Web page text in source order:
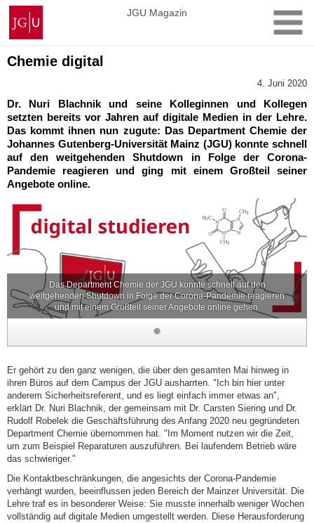
Zum
Inhalt
springen
Johannes
Gutenberg-
Universität
Mainz
JGU Magazin
Chemie digital
4. Juni 2020
Dr. Nuri Blachnik und seine Kolleginnen und Kollegen
setzten bereits vor Jahren auf digitale Medien in der Lehre.
Das kommt ihnen nun zugute: Das Department Chemie der
Johannes Gutenberg-Universität Mainz (JGU) konnte schnell
auf den weitgehenden Shutdown in Folge der Corona-
Pandemie reagieren und ging mit einem Großteil seiner
Angebote online.
Das Department Chemie der JGU konnte schnell auf den
weitgehenden Shutdown in Folge der Corona-Pandemie reagieren
und mit einem Großteil seiner Angebote online gehen.
Er gehört zu den ganz wenigen, die über den gesamten Mai hinweg in
ihren Büros auf dem Campus der JGU ausharrten. "Ich bin hier unter
anderem Sicherheitsreferent, und es liegt einfach immer etwas an",
erklärt Dr. Nuri Blachnik, der gemeinsam mit Dr. Carsten Siering und Dr.
Rudolf Robelek die Geschäftsführung des Anfang 2020 neu gegründeten
Department Chemie übernommen hat. "Im Moment nutzen wir die Zeit,
um zum Beispiel Reparaturen auszuführen. Bei laufendem Betrieb wäre
das schwieriger."
Die Kontaktbeschränkungen, die angesichts der Corona-Pandemie
verhängt wurden, beeinflussen jeden Bereich der Mainzer Universität. Die
Lehre traf es in besonderer Weise: Sie musste innerhalb weniger Wochen
vollständig auf digitale Medien umgestellt werden. Diese Herausforderung